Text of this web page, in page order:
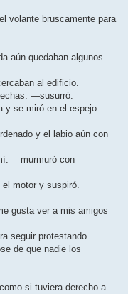
volante bruscamente para
aún quedaban algunos
al edificio.
—susurró.
y se miró en el espejo
y el labio aún con
—murmuró con
el motor y suspiró.
gusta ver a mis amigos
seguir protestando.
de que nadie los
si tuviera derecho a